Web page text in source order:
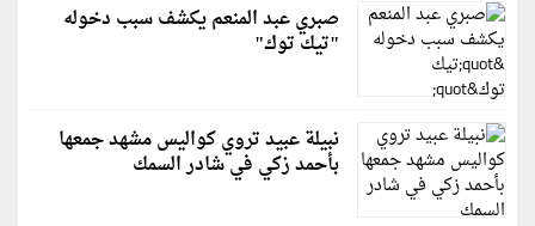
صبري عبد المنعم يكشف سبب دخوله
"تيك توك"
نبيلة عبيد تروي كواليس مشهد جمعها
بأحمد زكي في شادر السمك